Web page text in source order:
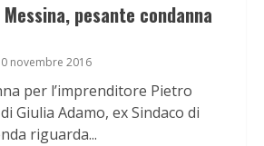
pesante condanna
novembre 2016
per l’imprenditore Pietro
Giulia Adamo, ex Sindaco di
riguarda...